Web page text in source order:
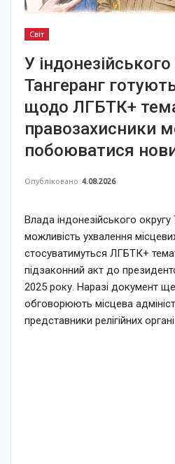
Світ
У індонезійського
Тангеранг
щодо ЛГБТК+
правозахисники
побоюватися
Опубліковано 4.08.2026
Влада індонезійського
можливість ухвалення
стосуватимуться ЛГБТК+
підзаконний акт до
2025 року. Наразі документ
обговорюють місцева
представники релігійних